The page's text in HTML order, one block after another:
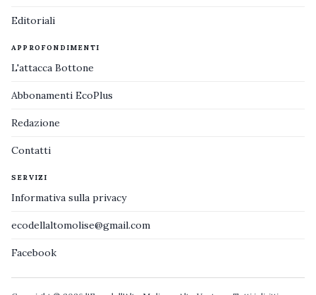
Editoriali
APPROFONDIMENTI
L'attacca Bottone
Abbonamenti EcoPlus
Redazione
Contatti
SERVIZI
Informativa sulla privacy
ecodellaltomolise@gmail.com
Facebook